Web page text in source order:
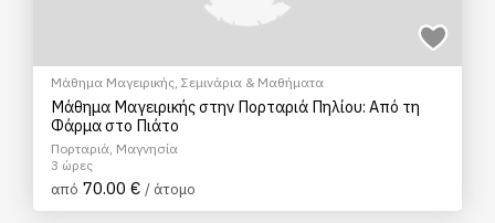
Μάθημα Μαγειρικής, Σεμινάρια & Μαθήματα
Μάθημα Μαγειρικής στην Πορταριά Πηλίου: Από τη
Φάρμα στο Πιάτο
Πορταριά, Μαγνησία
3 ώρες
από 70.00 € / άτομο